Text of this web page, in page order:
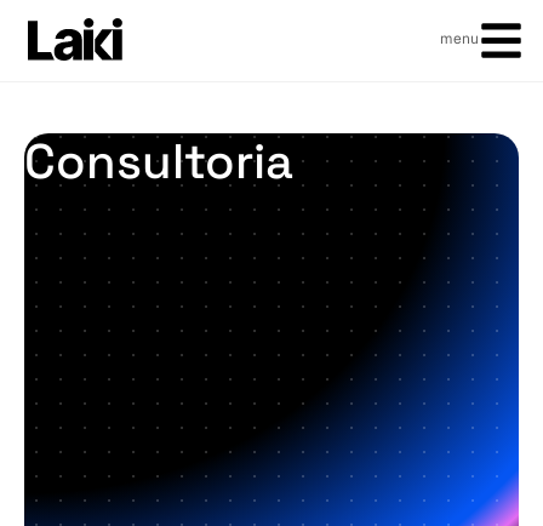
menu
Consultoria